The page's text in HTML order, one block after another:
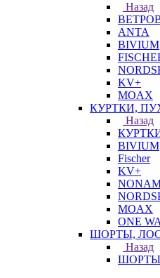
Назад
ANTA
BIVIUM
KV+
MOAX
КУРТКИ,
Назад
BIVIUM
Fischer
KV+
MOAX
ONE
ШОРТЫ,
Назад